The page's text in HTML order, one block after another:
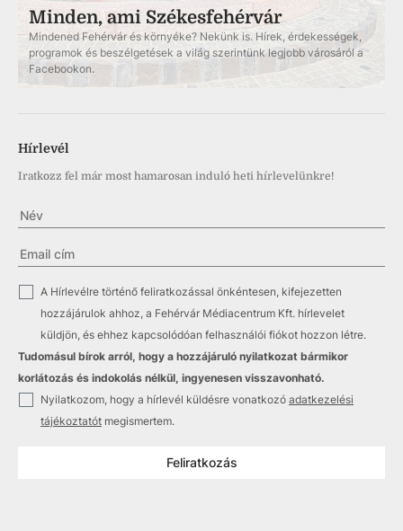
Minden, ami Székesfehérvár
Mindened Fehérvár és környéke? Nekünk is. Hírek, érdekességek,
programok és beszélgetések a világ szerintünk legjobb városáról a
Facebookon.
Hírlevél
Iratkozz fel már most hamarosan induló heti hírlevelünkre!
A Hírlevélre történő feliratkozással önkéntesen, kifejezetten
hozzájárulok ahhoz, a Fehérvár Médiacentrum Kft. hírlevelet
küldjön, és ehhez kapcsolódóan felhasználói fiókot hozzon létre.
Tudomásul bírok arról, hogy a hozzájáruló nyilatkozat bármikor
korlátozás és indokolás nélkül, ingyenesen visszavonható.
Nyilatkozom, hogy a hírlevél küldésre vonatkozó adatkezelési
tájékoztatót megismertem.
Feliratkozás